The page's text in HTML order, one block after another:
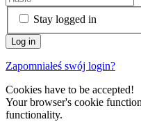
Stay logged in
Zapomniałeś swój login?
Cookies have to be accepted!
Your browser's cookie
functionality.